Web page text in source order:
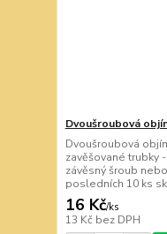
Dvoušroubová
Dvoušroubová
zavěšované trubky
závěsný šroub
posledních 10 ks
16 Kč/ks
13 Kč bez DPH